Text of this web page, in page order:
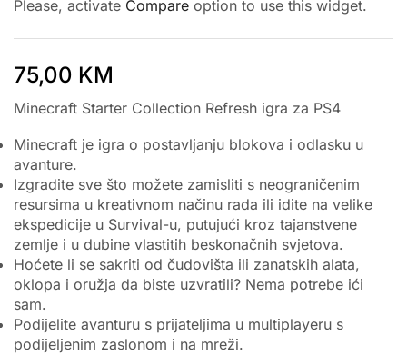
Please, activate Compare option to use this widget.
75,00 KM
Minecraft Starter Collection Refresh igra za PS4
Minecraft je igra o postavljanju blokova i odlasku u
avanture.
Izgradite sve što možete zamisliti s neograničenim
resursima u kreativnom načinu rada ili idite na velike
ekspedicije u Survival-u, putujući kroz tajanstvene
zemlje i u dubine vlastitih beskonačnih svjetova.
Hoćete li se sakriti od čudovišta ili zanatskih alata,
oklopa i oružja da biste uzvratili? Nema potrebe ići
sam.
Podijelite avanturu s prijateljima u multiplayeru s
podijeljenim zaslonom i na mreži.